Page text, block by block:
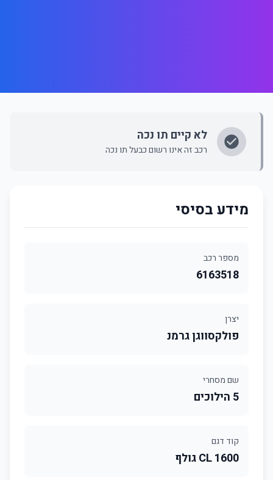
לא קיים תו נכה
רכב זה אינו רשום כבעל תו נכה
מידע בסיסי
מספר רכב
6163518
יצרן
פולקסווגן גרמנ
שם מסחרי
5 הילוכים
קוד דגם
1600 CL גולף